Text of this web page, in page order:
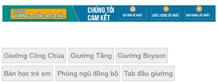
Giường Công Chúa Giường Tầng Giường Boyson
Bàn học trẻ em Phòng ngủ đồng bộ Tab đầu giường